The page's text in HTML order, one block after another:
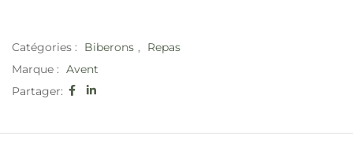
Catégories : Biberons , Repas
Marque : Avent
Partager: